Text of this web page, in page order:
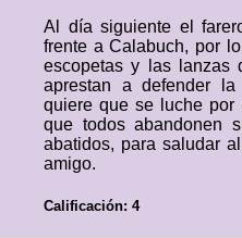
Al día siguiente el
frente a Calabuch, por
escopetas y las lanzas
aprestan a defender
quiere que se luche
que todos abandonen
abatidos, para saludar
amigo.
Calificación: 4